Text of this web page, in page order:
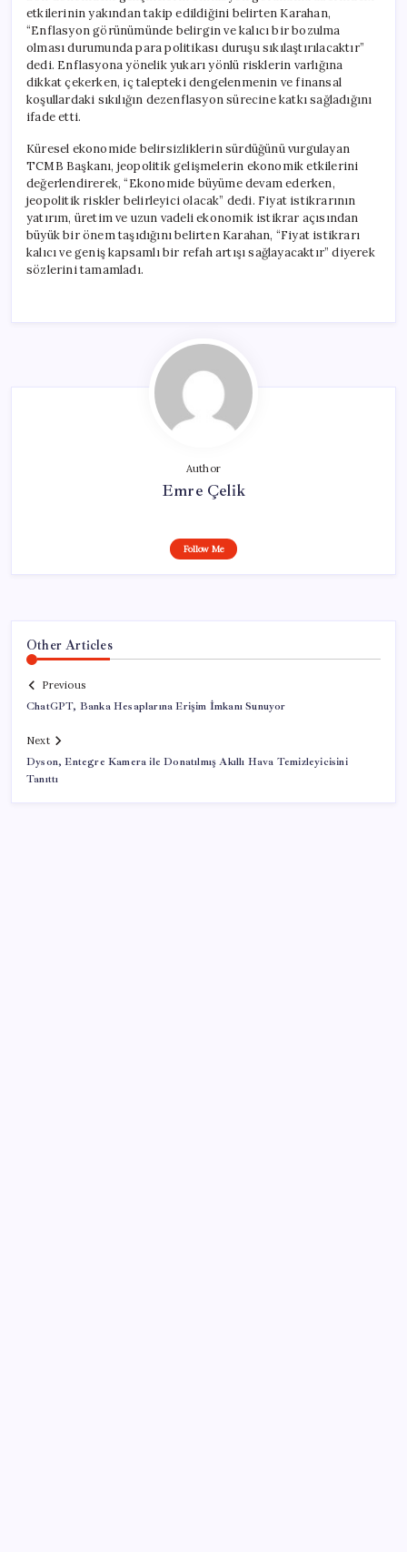
etkilerinin yakından takip edildiğini belirten Karahan,
“Enflasyon görünümünde belirgin ve kalıcı bir bozulma
olması durumunda para politikası duruşu sıkılaştırılacaktır”
dedi. Enflasyona yönelik yukarı yönlü risklerin varlığına
dikkat çekerken, iç talepteki dengelenmenin ve finansal
koşullardaki sıkılığın dezenflasyon sürecine katkı sağladığını
ifade etti.
Küresel ekonomide belirsizliklerin sürdüğünü vurgulayan
TCMB Başkanı, jeopolitik gelişmelerin ekonomik etkilerini
değerlendirerek, “Ekonomide büyüme devam ederken,
jeopolitik riskler belirleyici olacak” dedi. Fiyat istikrarının
yatırım, üretim ve uzun vadeli ekonomik istikrar açısından
büyük bir önem taşıdığını belirten Karahan, “Fiyat istikrarı
kalıcı ve geniş kapsamlı bir refah artışı sağlayacaktır” diyerek
sözlerini tamamladı.
Author
Emre Çelik
Follow Me
Other Articles
Previous
ChatGPT, Banka Hesaplarına Erişim İmkanı Sunuyor
Next
Dyson, Entegre Kamera ile Donatılmış Akıllı Hava Temizleyicisini
Tanıttı